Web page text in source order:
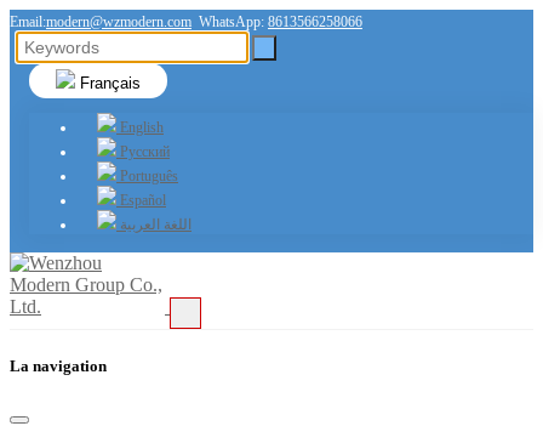
Email:modern@wzmodern.com WhatsApp: 8613566258066
Français
English
Русский
Português
Español
اللغة العربية
La navigation